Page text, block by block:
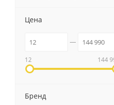
Цена
12 144
Бренд